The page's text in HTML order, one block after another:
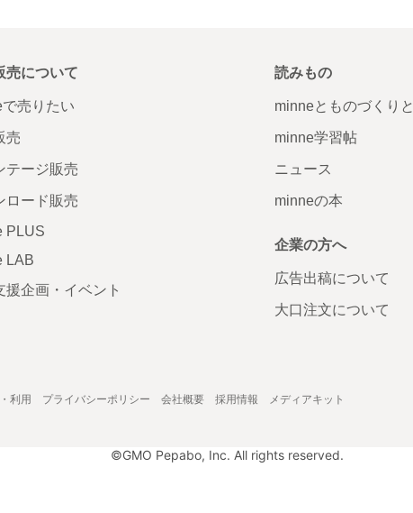
売について
売りたい
売
テージ販売
ロード販売
PLUS
LAB
援企画・イベント
読みもの
minneとものづくりと
minne学習帖
ニュース
minneの本
企業の方へ
広告出稿について
大口注文について
利用 プライバシーポリシー 会社概要 採用情報 メディアキット
©GMO Pepabo, Inc. All rights reserved.